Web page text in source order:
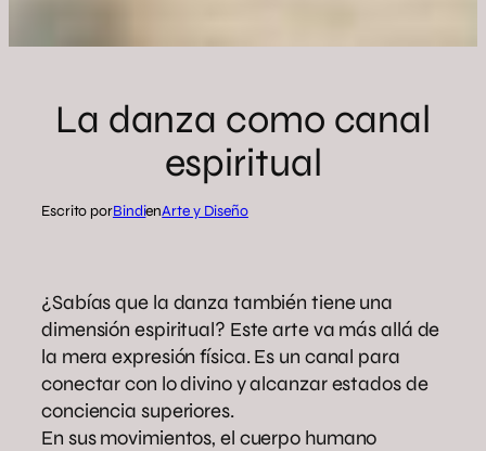
La danza como canal
espiritual
Escrito porBindienArte y Diseño
¿Sabías que la danza también tiene una
dimensión espiritual? Este arte va más allá de
la mera expresión física. Es un canal para
conectar con lo divino y alcanzar estados de
conciencia superiores.
En sus movimientos, el cuerpo humano